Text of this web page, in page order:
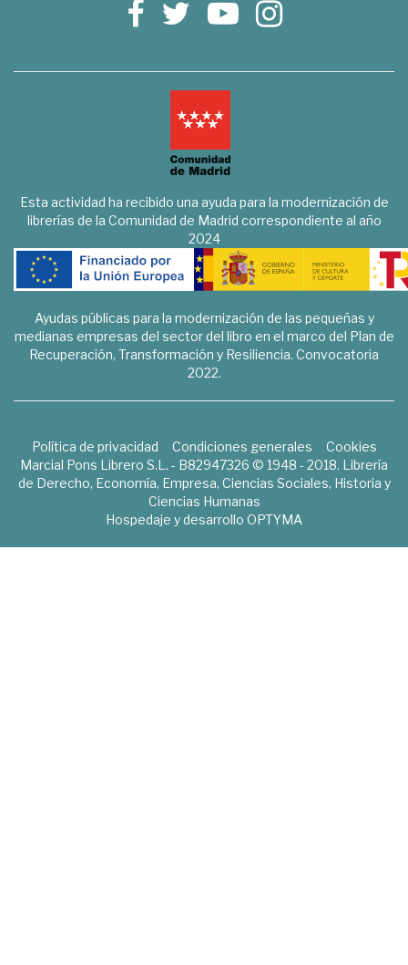
Esta actividad ha recibido una ayuda para la modernización de
librerías de la Comunidad de Madrid correspondiente al año
2024
Ayudas públicas para la modernización de las pequeñas y
medianas empresas del sector del libro en el marco del Plan de
Recuperación, Transformación y Resiliencia. Convocatoria
2022.
Política de privacidad Condiciones generales
Cookies
Marcial Pons Librero S.L. - B82947326 © 1948 - 2018. Librería
de Derecho, Economía, Empresa, Ciencias Sociales, Historia y
Ciencias Humanas
Hospedaje y desarrollo OPTYMA